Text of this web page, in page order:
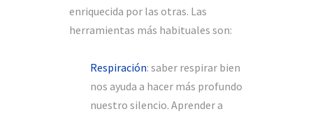
enriquecida por las otras. Las
herramientas más habituales son:
Respiración: saber respirar bien
nos ayuda a hacer más profundo
nuestro silencio. Aprender a